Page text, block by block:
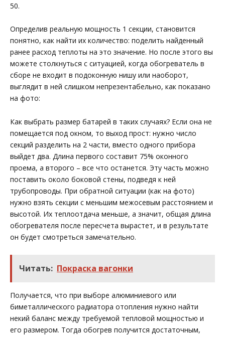
50.
Определив реальную мощность 1 секции, становится
понятно, как найти их количество: поделить найденный
ранее расход теплоты на это значение. Но после этого вы
можете столкнуться с ситуацией, когда обогреватель в
сборе не входит в подоконную нишу или наоборот,
выглядит в ней слишком непрезентабельно, как показано
на фото:
Как выбрать размер батарей в таких случаях? Если она не
помещается под окном, то выход прост: нужно число
секций разделить на 2 части, вместо одного прибора
выйдет два. Длина первого составит 75% оконного
проема, а второго – все что останется. Эту часть можно
поставить около боковой стены, подведя к ней
трубопроводы. При обратной ситуации (как на фото)
нужно взять секции с меньшим межосевым расстоянием и
высотой. Их теплоотдача меньше, а значит, общая длина
обогревателя после пересчета вырастет, и в результате
он будет смотреться замечательно.
Читать: Покраска вагонки
Получается, что при выборе алюминиевого или
биметаллического радиатора отопления нужно найти
некий баланс между требуемой тепловой мощностью и
его размером. Тогда обогрев получится достаточным,